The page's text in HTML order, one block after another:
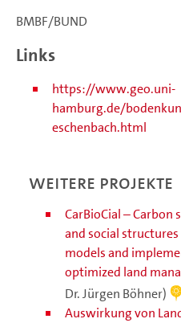
BMBF/BUND
Links
https://www.geo.uni-
hamburg.de/
eschenbach.html
Weitere Projekte
CarBioCial –
and social
models and
optimized land
Dr. Jürgen Böhner)
Auswirkung von